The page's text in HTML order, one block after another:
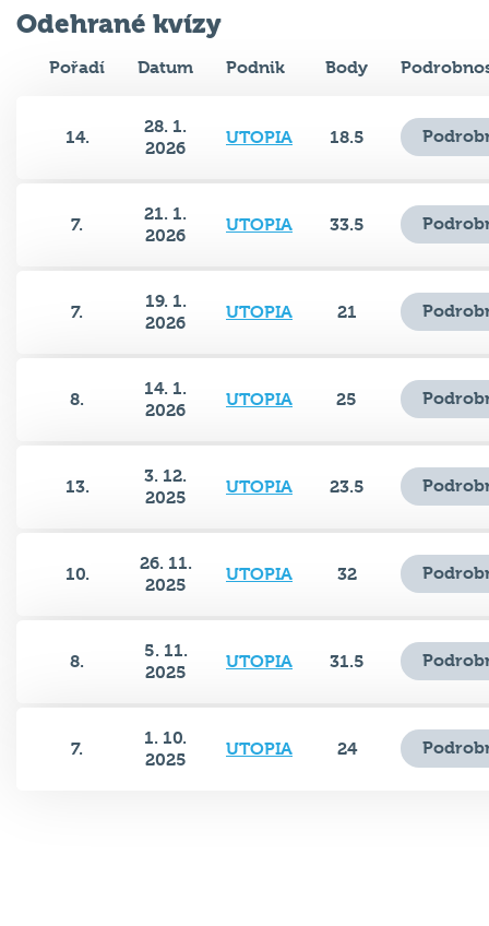
Odehrané kvízy
Pořadí Datum Podnik Body
14.
28. 1.
2026
UTOPIA 18.5
7.
21. 1.
2026
UTOPIA 33.5
7.
19. 1.
2026
UTOPIA 21
8.
14. 1.
2026
UTOPIA 25
13.
3. 12.
2025
UTOPIA 23.5
10.
26. 11.
2025
UTOPIA 32
8.
5. 11.
2025
UTOPIA 31.5
7.
1. 10.
2025
UTOPIA 24